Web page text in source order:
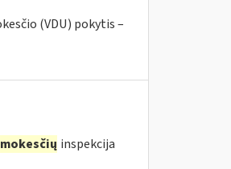
(VDU) pokytis –
mokesčių inspekcija